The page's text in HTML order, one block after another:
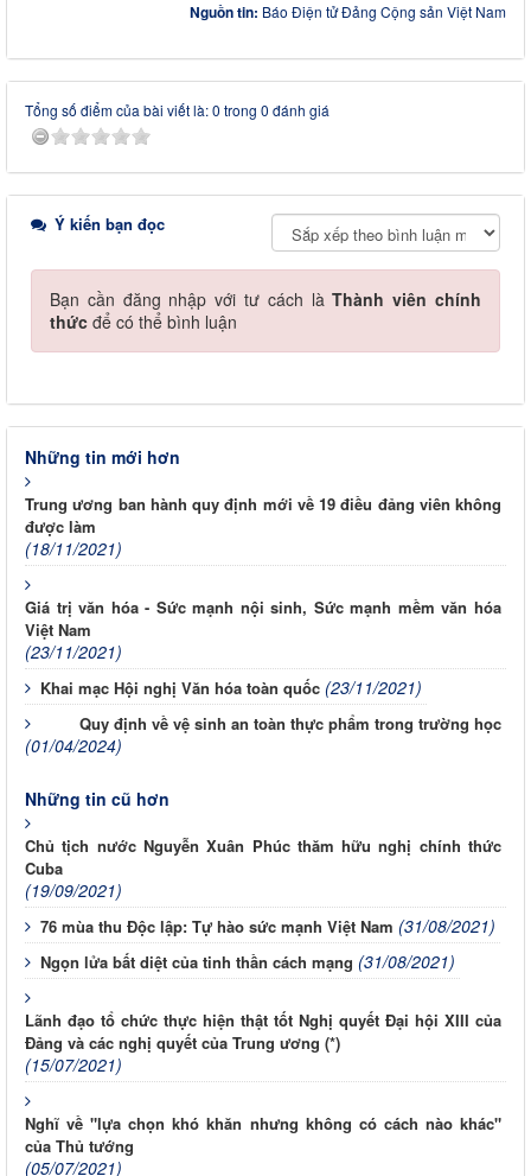
Nguồn tin: Báo Điện tử Đảng Cộng sản Việt Nam
Tổng số điểm của bài viết là: 0 trong 0 đánh giá
Ý kiến bạn đọc
Bạn cần đăng nhập với tư cách làThành viên chính
thức để có thể bình luận
Những tin mới hơn
Trung ương ban hành quy định mới về 19 điều đảng viên không
được làm
(18/11/2021)
Giá trị văn hóa - Sức mạnh nội sinh, Sức mạnh mềm văn hóa
Việt Nam
(23/11/2021)
Khai mạc Hội nghị Văn hóa toàn quốc (23/11/2021)
Quy định về vệ sinh an toàn thực phẩm trong trường học
(01/04/2024)
Những tin cũ hơn
Chủ tịch nước Nguyễn Xuân Phúc thăm hữu nghị chính thức
Cuba
(19/09/2021)
76 mùa thu Độc lập: Tự hào sức mạnh Việt Nam (31/08/2021)
Ngọn lửa bất diệt của tinh thần cách mạng (31/08/2021)
Lãnh đạo tổ chức thực hiện thật tốt Nghị quyết Đại hội XIII của
Đảng và các nghị quyết của Trung ương (*)
(15/07/2021)
Nghĩ về "lựa chọn khó khăn nhưng không có cách nào khác"
của Thủ tướng
(05/07/2021)